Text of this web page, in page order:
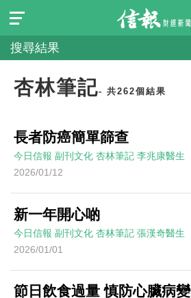
搜尋結果
杏林筆記- 共262個結果
長者防癌簡單篩查
今日信報 副刊文化 杏林筆記 李兆康醫生
2026/01/12
新一年開心啲
今日信報 副刊文化 杏林筆記 張漢奇醫生
2026/01/01
節日飲食過量 慎防心臟病變